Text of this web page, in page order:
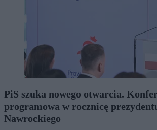
PiS szuka nowego otwarcia.
programowa w rocznicę
Nawrockiego